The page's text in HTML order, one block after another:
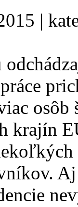
|
osôb
krajín